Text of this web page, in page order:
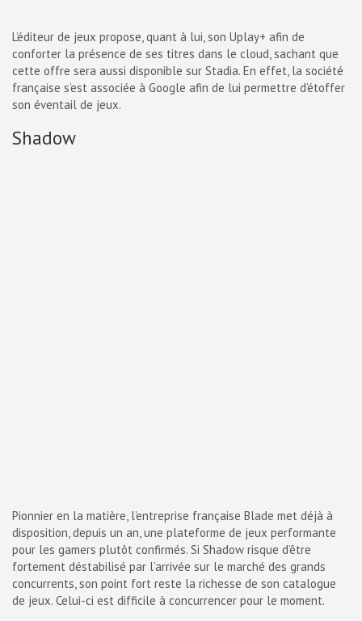
L’éditeur de jeux propose, quant à lui, son Uplay+ afin de
conforter la présence de ses titres dans le cloud, sachant que
cette offre sera aussi disponible sur Stadia. En effet, la société
française s’est associée à Google afin de lui permettre d’étoffer
son éventail de jeux.
Shadow
Pionnier en la matière, l’entreprise française Blade met déjà à
disposition, depuis un an, une plateforme de jeux performante
pour les gamers plutôt confirmés. Si Shadow risque d’être
fortement déstabilisé par l’arrivée sur le marché des grands
concurrents, son point fort reste la richesse de son catalogue
de jeux. Celui-ci est difficile à concurrencer pour le moment.